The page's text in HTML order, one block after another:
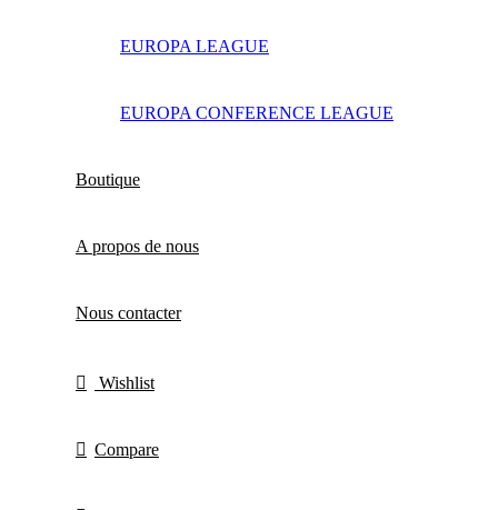
EUROPA LEAGUE
EUROPA CONFERENCE LEAGUE
Boutique
A propos de nous
Nous contacter
Wishlist
Compare